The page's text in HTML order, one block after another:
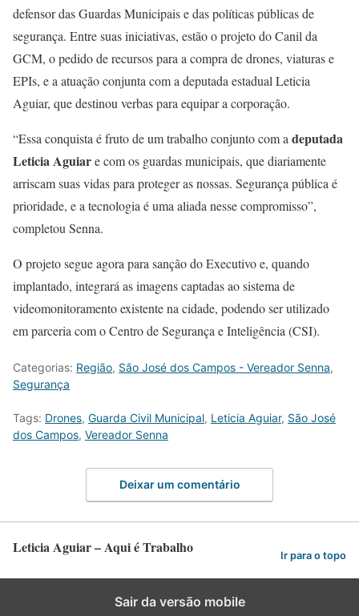
defensor das Guardas Municipais e das políticas públicas de
segurança. Entre suas iniciativas, estão o projeto do Canil da
GCM, o pedido de recursos para a compra de drones, viaturas e
EPIs, e a atuação conjunta com a deputada estadual Leticia
Aguiar, que destinou verbas para equipar a corporação.
“Essa conquista é fruto de um trabalho conjunto com a deputada
Leticia Aguiare com os guardas municipais, que diariamente
arriscam suas vidas para proteger as nossas. Segurança pública é
prioridade, e a tecnologia é uma aliada nesse compromisso”,
completou Senna.
O projeto segue agora para sanção do Executivo e, quando
implantado, integrará as imagens captadas ao sistema de
videomonitoramento existente na cidade, podendo ser utilizado
em parceria com o Centro de Segurança e Inteligência (CSI).
Categorias: Região, São José dos Campos - Vereador Senna,
Segurança
Tags: Drones, Guarda Civil Municipal, Leticia Aguiar, São José
dos Campos, Vereador Senna
Deixar um comentário
Leticia Aguiar – Aqui é Trabalho Ir para o topo
Sair da versão mobile